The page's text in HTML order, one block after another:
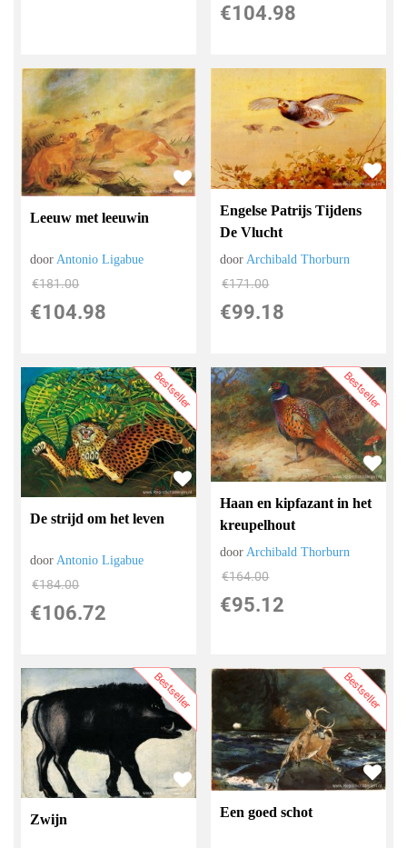
€104.98
Leeuw met leeuwin
door Antonio Ligabue
€181.00
€104.98
Engelse Patrijs Tijdens
De Vlucht
doorArchibald Thorburn
€171.00
€99.18
Bestseller
De strijd om het leven
doorAntonio Ligabue
€184.00
€106.72
Bestseller
Haan en kipfazant in het
kreupelhout
doorArchibald Thorburn
€164.00
€95.12
Bestseller
Zwijn
Bestseller
Een goed schot